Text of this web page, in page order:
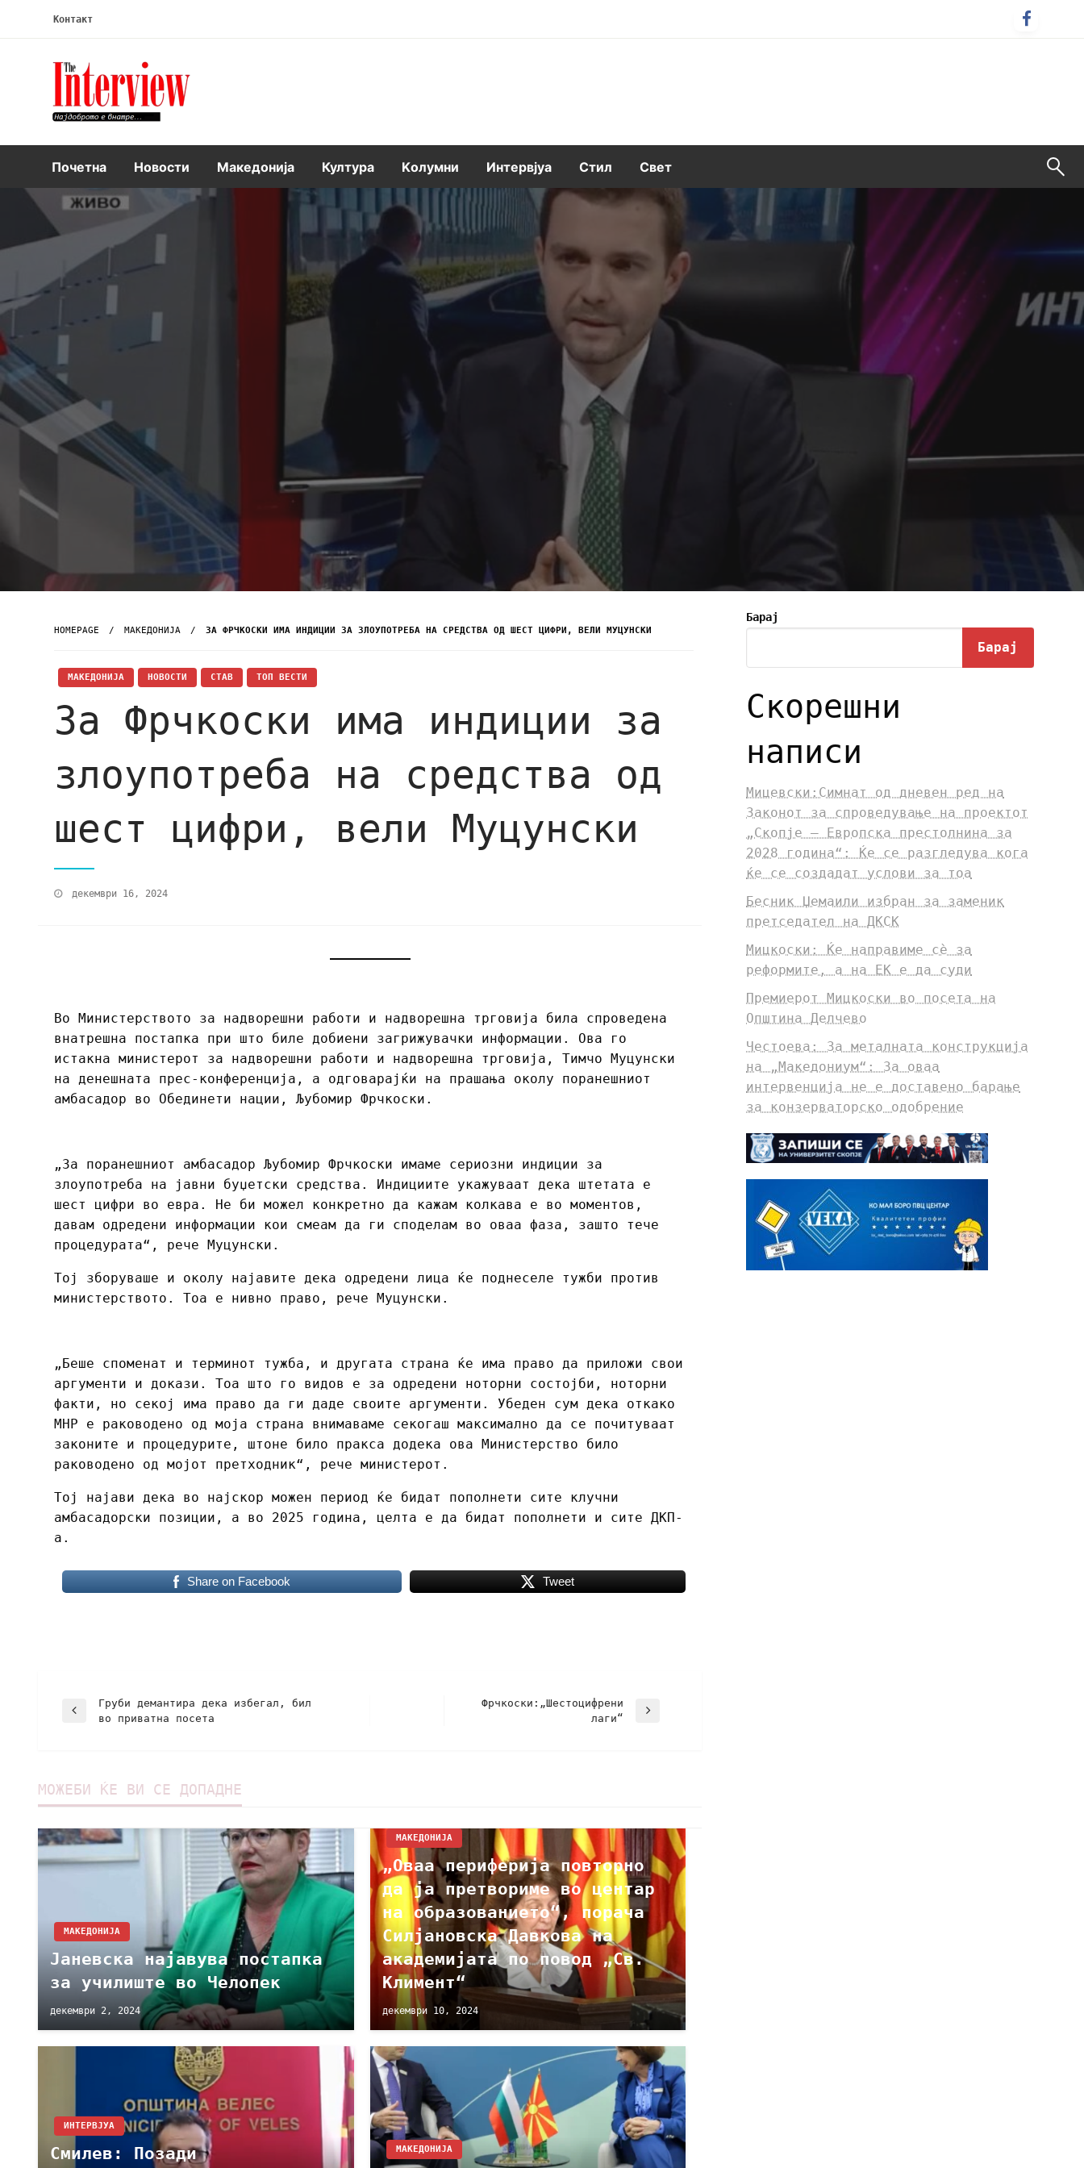
Контакт
Интервју
Почетна Новости Македонија Култура Kолумни Интервјуа Стил Свет
HOMEPAGE МАКЕДОНИЈА ЗА ФРЧКОСКИ ИМА ИНДИЦИИ ЗА ЗЛОУПОТРЕБА НА СРЕДСТВА ОД ШЕСТ ЦИФРИ, ВЕЛИ МУЦУНСКИ
МАКЕДОНИЈА НОВОСТИ СТАВ ТОП ВЕСТИ
За Фрчкоски има индиции за
злоупотреба на средства од
шест цифри, вели Муцунски
декември 16, 2024
Во Министерството за надворешни работи и надворешна трговија била спроведена
внатрешна постапка при што биле добиени загрижувачки информации. Ова го
истакна министерот за надворешни работи и надворешна трговија, Тимчо Муцунски
на денешната прес-конференција, а одговарајќи на прашања околу поранешниот
амбасадор во Обединети нации, Љубомир Фрчкоски.
„За поранешниот амбасадор Љубомир Фрчкоски имаме сериозни индиции за
злоупотреба на јавни буџетски средства. Индициите укажуваат дека штетата е
шест цифри во евра. Не би можел конкретно да кажам колкава е во моментов,
давам одредени информации кои смеам да ги споделам во оваа фаза, зашто тече
процедурата“, рече Муцунски.
Тој зборуваше и околу најавите дека одредени лица ќе поднеселе тужби против
министерството. Тоа е нивно право, рече Муцунски.
„Беше споменат и терминот тужба, и другата страна ќе има право да приложи свои
аргументи и докази. Тоа што го видов е за одредени ноторни состојби, ноторни
факти, но секој има право да ги даде своите аргументи. Убеден сум дека откако
МНР е раководено од моја страна внимаваме секогаш максимално да се почитуваат
законите и процедурите, штоне било пракса додека ова Министерство било
раководено од мојот претходник“, рече министерот.
Тој најави дека во најскор можен период ќе бидат пополнети сите клучни
амбасадорски позиции, а во 2025 година, целта е да бидат пополнети и сите ДКП-
а.
Share on Facebook Tweet
Груби демантира дека избегал, бил
во приватна посета
Фрчкоски:„Шестоцифрени
лаги“
МОЖЕБИ ЌЕ ВИ СЕ ДОПАДНЕ
МАКЕДОНИЈА
Јаневска најавува постапка
за училиште во Челопек
декември 2, 2024
МАКЕДОНИЈА
„Оваа периферија повторно
да ја претвориме во центар
на образованието“, порача
Силјановска Давкова на
академијата по повод „Св.
Климент“
декември 10, 2024
ИНТЕРВЈУА
Смилев: Позади
МАКЕДОНИЈА
Барај
Барај
Скорешни
написи
Мицевски:Симнат од дневен ред на
Законот за спроведување на проектот
„Скопје – Европска престолнина за
2028 година“: Ќе се разгледува кога
ќе се создадат услови за тоа
Бесник Џемаили избран за заменик
претседател на ДКСК
Мицкоски: Ќе направиме сè за
реформите, а на ЕК е да суди
Премиерот Мицкоски во посета на
Општина Делчево
Честоева: За металната конструкција
на „Македониум“: За оваа
интервенција не е доставено барање
за конзерваторско одобрение